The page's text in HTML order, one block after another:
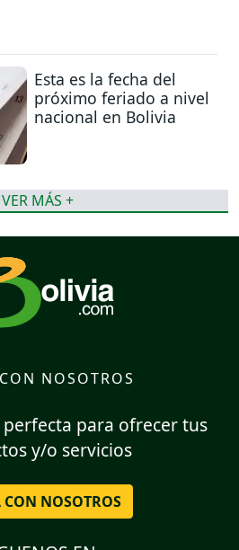
Esta es la fecha del
próximo feriado a nivel
nacional en Bolivia
VER MÁS +
NOSOTROS
para ofrecer tus
y/o servicios
CON NOSOTROS